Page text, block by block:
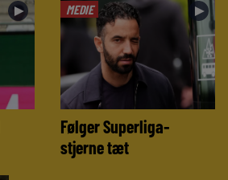
► MEDIE ►
Følger Superliga-
stjerne tæt